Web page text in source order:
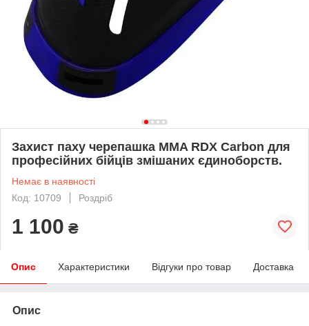
Захист паху черепашка MMA RDX Сarbon для
професійних бійців змішаних єдиноборств.
Немає в наявності
Код: 10709
Роздріб
1 100 ₴
Опис Характеристики Відгуки про товар Доставка
Опис